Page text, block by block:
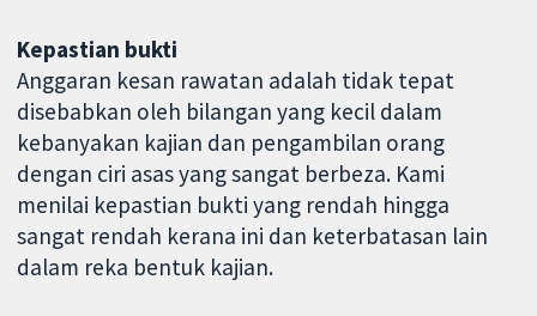
Kepastian bukti
Anggaran kesan rawatan adalah tidak tepat
disebabkan oleh bilangan yang kecil dalam
kebanyakan kajian dan pengambilan orang
dengan ciri asas yang sangat berbeza. Kami
menilai kepastian bukti yang rendah hingga
sangat rendah kerana ini dan keterbatasan lain
dalam reka bentuk kajian.